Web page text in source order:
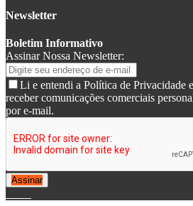
Newsletter
Boletim Informativo
Assinar Nossa Newsletter:
Li e entendi a Política de Privacidade
receber comunicações comerciais
por e-mail.
Assinar